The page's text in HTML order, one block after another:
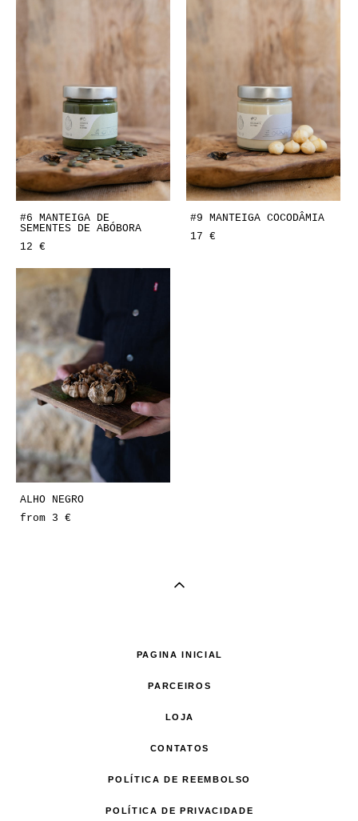
#6 MANTEIGA DE
SEMENTES DE ABÓBORA
12 €
#9 MANTEIGA COCODÂMIA
17 €
ALHO NEGRO
from 3 €
PAGINA INICIAL
PARCEIROS
LOJA
CONTATOS
POLÍTICA DE REEMBOLSO
POLÍTICA DE PRIVACIDADE